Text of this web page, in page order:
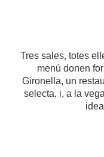
Tres sales, totes
menú donen
Gironella, un
selecta, i, a la